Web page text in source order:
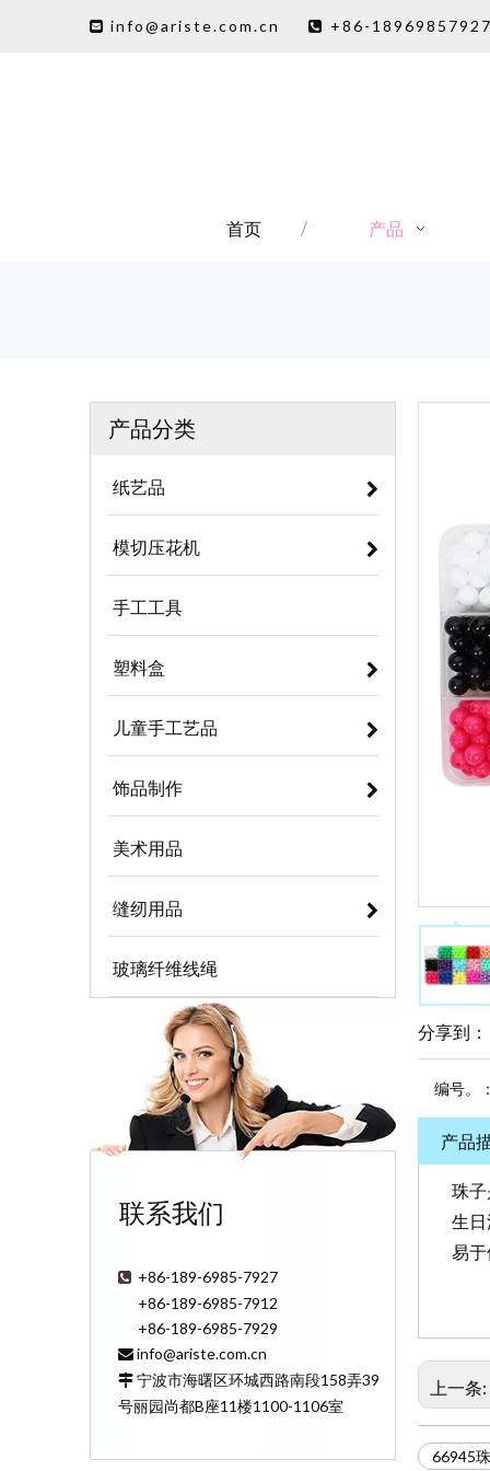
 info@ariste.com.cn  +86-
首页 产品
产品分类
纸艺品
模切压花机
手工工具
塑料盒
儿童手工艺品
饰品制作
美术用品
缝纫用品
玻璃纤维线绳
联系我们
 +86-189-6985-7927
+86-189-6985-7912
+86-189-6985-7929
 info@ariste.com.cn
 宁波市海曙区环城西路南段158弄39
号丽园尚都B座11楼1100-1106室
分享到：
编号。
产品
珠
生
易
上一条:
66945